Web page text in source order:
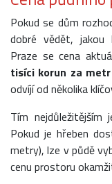
Pokud se dům
dobré vědět, jakou
Praze se cena
tisíci korun za
odvíjí od několika
Tím nejdůležitějším
Pokud je hřeben
metry), lze v půdě
cenu prostoru